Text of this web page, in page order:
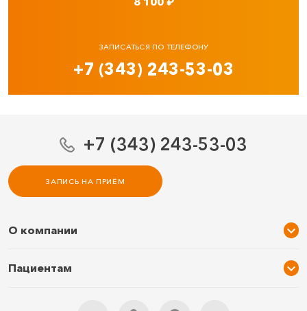
ЗАПИСАТЬСЯ ПО ТЕЛЕФОНУ
+7 (343) 243-53-03
+7 (343) 243-53-03
ЗАПИСЬ НА ПРИЁМ
О компании
Услуги и цены
Пациентам